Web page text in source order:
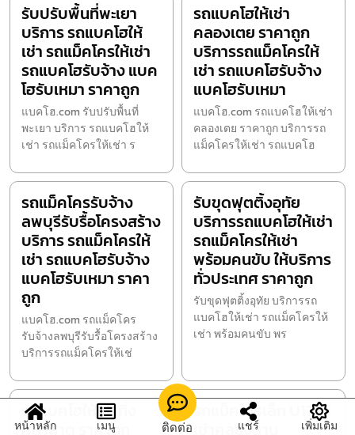
รับปรับพื้นที่พะเยา
บริการ รถแบคโฮให้
เช่า รถแม็คโครให้เช่า
รถแบคโฮรับจ้าง แบค
โฮรับเหมา ราคาถูก
แบคโฮ.com รับปรับพื้นที่
พะเยา บริการ รถแบคโฮให้
เช่า รถแม็คโครให้เช่า ร
รถแบคโฮให้เช่า
คลองเตย ราคาถูก
บริการรถแม็คโครให้
เช่า รถแบคโฮรับจ้าง
แบคโฮรับเหมา
แบคโฮ.com รถแบคโฮให้เช่า
คลองเตย ราคาถูก บริการรถ
แม็คโครให้เช่า รถแบคโฮ
รถแม็คโครรับจ้าง
ลพบุรีรับรื้อโครงสร้าง
บริการ รถแม็คโครให้
เช่า รถแบคโฮรับจ้าง
แบคโฮรับเหมา ราคา
ถูก
แบคโฮ.com รถแม็คโคร
รับจ้างลพบุรีรับรื้อโครงสร้าง
บริการรถแม็คโครให้เช่
รับขุดฟุตติ้งอุทัย
บริการรถแบคโฮให้เช่า
รถแม็คโครให้เช่า
พร้อมคนขับ ให้บริการ
ทั่วประเทศ ราคาถูก
รับขุดฟุตติ้งอุทัย บริการรถ
แบคโฮให้เช่า รถแม็คโครให้
เช่า พร้อมคนขับ พร
รถแบคโฮให้เช่ากิ่ง
ศิลาลาด ราคาถูก
รถแม็คโครเล็ก U17 ให้
เช่าคลองลาน
หน้าหลัก เมนู ติดต่อ แชร์ เพิ่มเติม